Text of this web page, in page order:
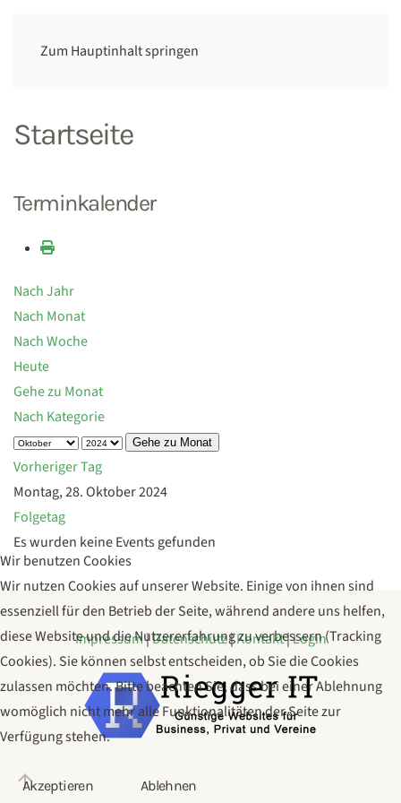
Zum Hauptinhalt springen
Startseite
Terminkalender
Nach Jahr
Nach Monat
Nach Woche
Heute
Gehe zu Monat
Nach Kategorie
Gehe zu Monat
Vorheriger Tag
Montag, 28. Oktober 2024
Folgetag
Es wurden keine Events gefunden
Impressum|Datenschutz|Kontakt|Login
Wir benutzen Cookies
Wir nutzen Cookies auf unserer Website. Einige von ihnen sind
essenziell für den Betrieb der Seite, während andere uns helfen,
diese Website und die Nutzererfahrung zu verbessern (Tracking
Cookies). Sie können selbst entscheiden, ob Sie die Cookies
zulassen möchten. Bitte beachten Sie, dass bei einer Ablehnung
womöglich nicht mehr alle Funktionalitäten der Seite zur
Verfügung stehen.
Akzeptieren Ablehnen